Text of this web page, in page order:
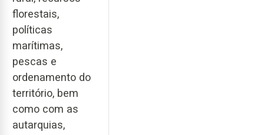
florestais,
políticas
marítimas,
pescas e
ordenamento do
território, bem
como com as
autarquias,